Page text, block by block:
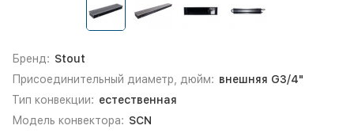
Бренд: Stout
Присоединительный диаметр, дюйм: внешняя G3/4"
Тип конвекции: естественная
Модель конвектора: SCN